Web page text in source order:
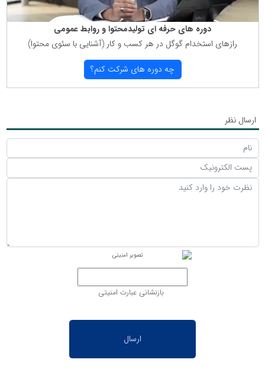
دوره های حرفه ای تولیدمحتوا و روابط عمومی
رازهای استخدام گوگل در هر كسب و كار (آشنایی با سئوی محتوا)
چه دوره های شركت كنم؟
ارسال نظر
بازنشانی عبارت امنیتی